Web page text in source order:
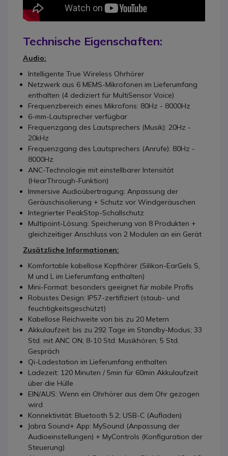
Technische Eigenschaften:
Audio:
Intelligente True Wireless Ohrhörer
Netzwerk aus 6 MEMS-Mikrofonen im Lieferumfang
enthalten (4 dediziert für MultiSensor Voice)
Frequenzbereich eines Mikrofons: 80Hz - 8000Hz
6-mm-Lautsprecher verfügbar
Frequenzgang des Lautsprechers (Musik): 20Hz -
20kHz
Frequenzgang des Lautsprechers (Anrufe): 80Hz -
8000Hz
ANC-Technologie mit einstellbarer Intensität
(HearThrough-Funktion)
Immersive Audioübertragung: Anpassung der
Geräuschisolierung + Schutz vor Windgeräuschen
Integrierter PeakStop-Schallschutz
Multipoint-Lösung: Speicherung von 8 Produkten +
gleichzeitiger Anschluss von 2 Modulen an ein Gerät
Zusätzliche Informationen:
Komfortable kabellose Kopfhörer (Silikon-EarGels S,
M und L im Lieferumfang enthalten)
Mini-Format: besonders geeignet für mobile Profis
Robustes Design: IP57-zertifiziert (staub- und
feuchtigkeitsgeschützt)
Kabellose Reichweite von bis zu 20 Metern
Akkulaufzeit: bis zu 292 Tage im Standby-Modus; 33
Std. mit ANC ON; 8-10 Std. Musikhören; 5 Std.
Gespräch
Qi-Ladestation im Lieferumfang enthalten
Ladezeit: 120 Minuten / 5min für 60min Akkulaufzeit
über die Hülle
EIN/AUS: Wenn ein Ohrhörer aus dem Ohr gezogen
wird
Konnektivität: Bluetooth 5.2; USB-C (Aufladen)
Jabra Sound+ App: MySound (Anpassung der
Audioeinstellungen) + MyControls (Konfiguration der
Steuerung)